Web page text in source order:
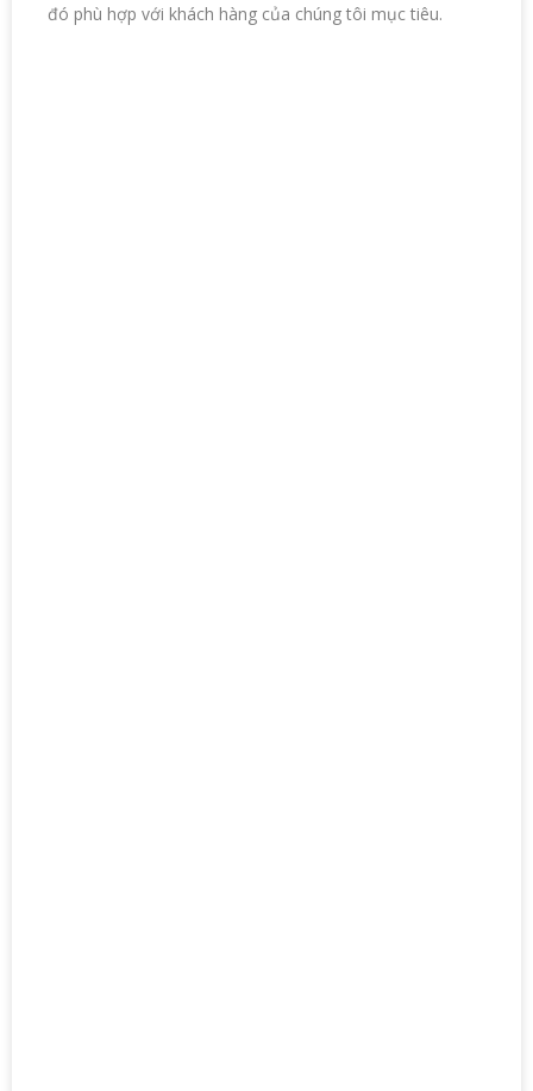
đó phù hợp với khách hàng của chúng tôi mục tiêu.